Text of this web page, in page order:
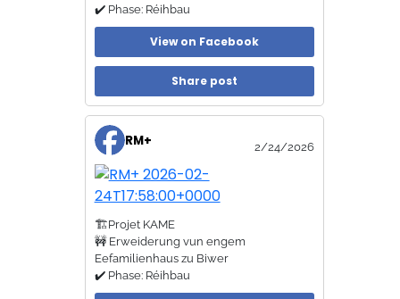
✔️ Phase: Réihbau
View on Facebook
Share post
RM+ 2/24/2026
🏗️Projet KAME
🚧 Erweiderung vun engem
Eefamilienhaus zu Biwer
✔️ Phase: Réihbau